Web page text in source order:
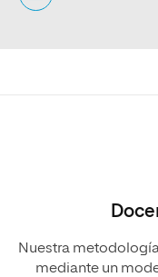
Nuestra
mediante un